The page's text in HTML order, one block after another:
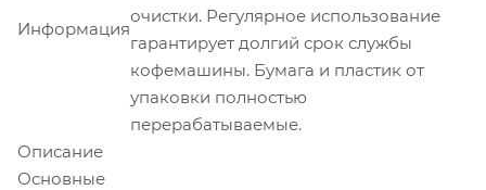
Информация
очистки. Регулярное использование
гарантирует долгий срок службы
кофемашины. Бумага и пластик от
упаковки полностью
перерабатываемые.
Описание
Основные